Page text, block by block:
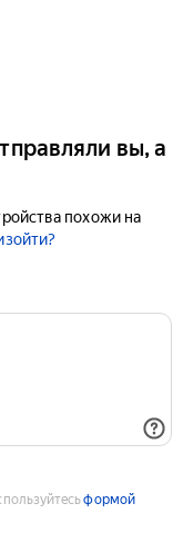
вы, а
похожи на
формой